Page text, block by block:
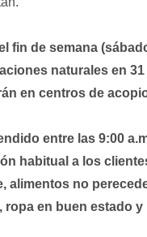
fin de semana
naturales en
en centros de
entre las 9:00
habitual a los
alimentos no
en buen estado y